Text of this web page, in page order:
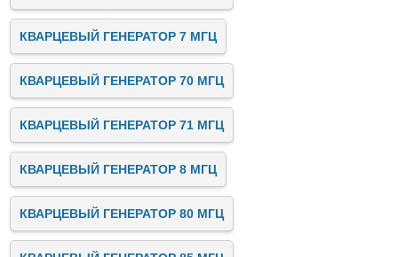
КВАРЦЕВЫЙ ГЕНЕРАТОР 7 МГЦ
КВАРЦЕВЫЙ ГЕНЕРАТОР 70 МГЦ
КВАРЦЕВЫЙ ГЕНЕРАТОР 71 МГЦ
КВАРЦЕВЫЙ ГЕНЕРАТОР 8 МГЦ
КВАРЦЕВЫЙ ГЕНЕРАТОР 80 МГЦ